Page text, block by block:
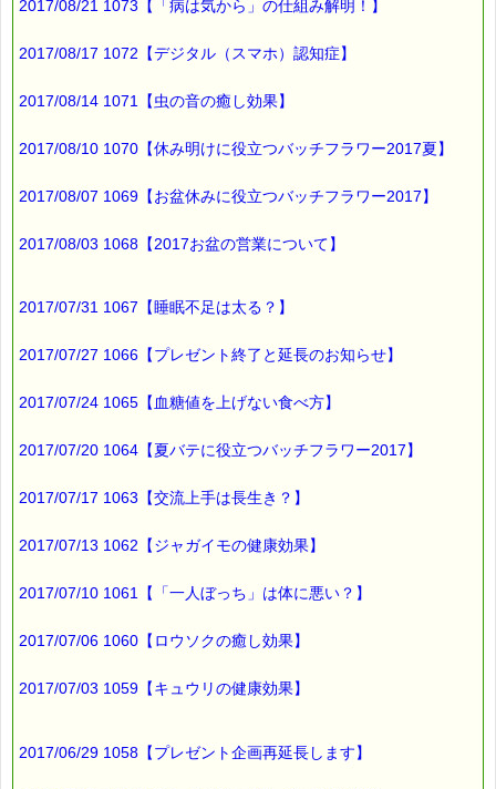
値上げされます。
詳しくは、下記ページをご覧ください。
https://pass-thyme.com/info/#takuhai2017
最近の我が家の食卓には
魚介類が上がる機会が
これを機に、
最後まで読んでいただきありがとうございます。
*****@pass-thyme.com
■ｅクーポン券 プレゼント ━━☆
ｅクーポン：****-******
タイプ ：くじタイプ
────────────────
？円（1等）～50円（3等）の範囲内で割引きになります。
当たる確率は（1等：5% 2等：10% 3等：85%）です。
す。
※1度のご購入につき1回しかご利用いただけません。
詳しくは下記サイトをご覧ください。
2017/08/21 1073【「病は気から」の仕組み解明！】
2017/08/17 1072【デジタル（スマホ）認知症】
2017/08/14 1071【虫の音の癒し効果】
2017/08/10 1070【休み明けに役立つバッチフラワー2017夏】
2017/08/07 1069【お盆休みに役立つバッチフラワー2017】
2017/08/03 1068【2017お盆の営業について】
2017/07/31 1067【睡眠不足は太る？】
2017/07/27 1066【プレゼント終了と延長のお知らせ】
2017/07/24 1065【血糖値を上げない食べ方】
2017/07/20 1064【夏バテに役立つバッチフラワー2017】
2017/07/17 1063【交流上手は長生き？】
2017/07/13 1062【ジャガイモの健康効果】
2017/07/10 1061【「一人ぼっち」は体に悪い？】
2017/07/06 1060【ロウソクの癒し効果】
2017/07/03 1059【キュウリの健康効果】
2017/06/29 1058【プレゼント企画再延長します】